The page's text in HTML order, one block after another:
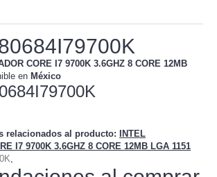
CORE I7 9700K 3.6GHZ 8 CORE 12MB
en México
relacionados al producto: INTEL
I7 9700K 3.6GHZ 8 CORE 12MB LGA 1151